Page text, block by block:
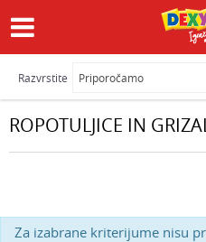
ROPOTULJICE IN
Razvrstite
Za izabrane kriterijume nisu